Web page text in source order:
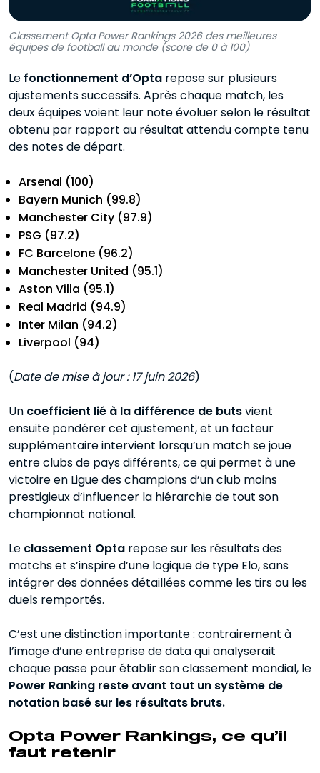
Classement Opta Power Rankings 2026 des meilleures
équipes de football au monde (score de 0 à 100)
Le fonctionnement d’Opta repose sur plusieurs
ajustements successifs. Après chaque match, les
deux équipes voient leur note évoluer selon le résultat
obtenu par rapport au résultat attendu compte tenu
des notes de départ.
Arsenal (100)
Bayern Munich (99.8)
Manchester City (97.9)
PSG (97.2)
FC Barcelone (96.2)
Manchester United (95.1)
Aston Villa (95.1)
Real Madrid (94.9)
Inter Milan (94.2)
Liverpool (94)
(Date de mise à jour : 17 juin 2026)
Un coefficient lié à la différence de butsvient
ensuite pondérer cet ajustement, et un facteur
supplémentaire intervient lorsqu’un match se joue
entre clubs de pays différents, ce qui permet à une
victoire en Ligue des champions d’un club moins
prestigieux d’influencer la hiérarchie de tout son
championnat national.
Le classement Opta repose sur les résultats des
matchs et s’inspire d’une logique de type Elo, sans
intégrer des données détaillées comme les tirs ou les
duels remportés.
C’est une distinction importante : contrairement à
l’image d’une entreprise de data qui analyserait
chaque passe pour établir son classement mondial, le
Power Ranking reste avant tout un système de
notation basé sur les résultats bruts.
Opta Power Rankings, ce qu’il
faut retenir